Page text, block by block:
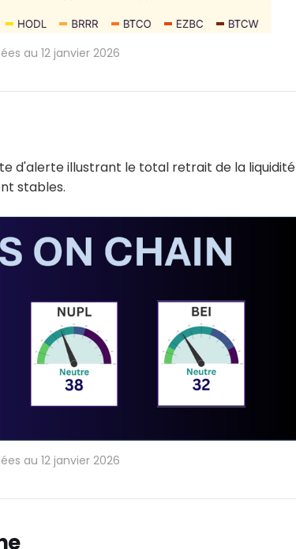
au 12 janvier 2026
d'alerte illustrant le total retrait de la liquidité
stables.
au 12 janvier 2026